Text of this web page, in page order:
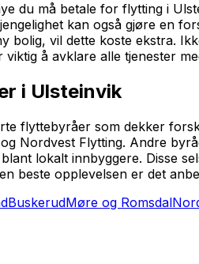
du må betale for flytting i
kan også gjøre en
bolig, vil dette koste ekstra.
viktig å avklare alle tjenester
i Ulsteinvik
flyttebyråer som dekker
Nordvest Flytting. Andre
lokalt innbyggere. Disse
beste opplevelsen er det
BuskerudMøre og Romsdal